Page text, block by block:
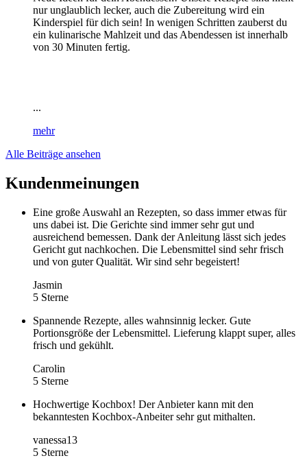
nur unglaublich lecker, auch die Zubereitung wird ein
Kinderspiel für dich sein! In wenigen Schritten zauberst du
ein kulinarische Mahlzeit und das Abendessen ist innerhalb
von 30 Minuten fertig.
...
mehr
Alle Beiträge ansehen
Kundenmeinungen
Eine große Auswahl an Rezepten, so dass immer etwas für
uns dabei ist. Die Gerichte sind immer sehr gut und
ausreichend bemessen. Dank der Anleitung lässt sich jedes
Gericht gut nachkochen. Die Lebensmittel sind sehr frisch
und von guter Qualität. Wir sind sehr begeistert!
Jasmin
5 Sterne
Spannende Rezepte, alles wahnsinnig lecker. Gute
Portionsgröße der Lebensmittel. Lieferung klappt super, alles
frisch und gekühlt.
Carolin
5 Sterne
Hochwertige Kochbox! Der Anbieter kann mit den
bekanntesten Kochbox-Anbeiter sehr gut mithalten.
vanessa13
5 Sterne